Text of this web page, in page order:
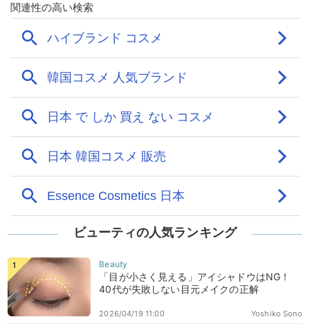
ビューティの人気ランキング
「目が小さく見える」アイシャドウはNG！
40代が失敗しない目元メイクの正解
Yoshiko Sono
2026/04/19 11:00